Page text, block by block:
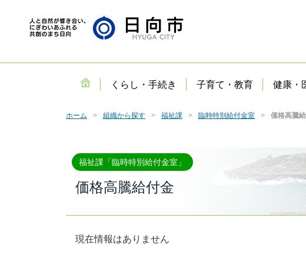
くらし・手続き 子育て・教育 健康・
ホーム 組織から探す 福祉課 臨時特別給付金室 価格高騰
福祉課「臨時特別給付金室」
価格高騰給付金
現在情報はありません